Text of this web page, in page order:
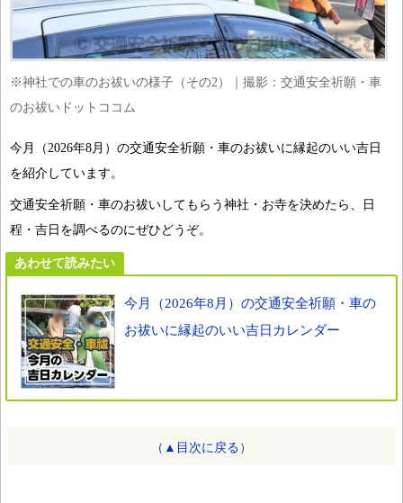
※神社での車のお祓いの様子（その2）｜撮影：交通安全祈願・車
のお祓いドットココム
今月（2026年8月）の交通安全祈願・車のお祓いに縁起のいい吉日
を紹介しています。
交通安全祈願・車のお祓いしてもらう神社・お寺を決めたら、日
程・吉日を調べるのにぜひどうぞ。
あわせて読みたい
今月（2026年8月）の交通安全祈願・車の
お祓いに縁起のいい吉日カレンダー
（▲目次に戻る）